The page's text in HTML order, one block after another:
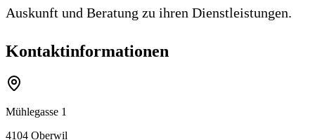
Auskunft und Beratung zu ihren Dienstleistungen.
Kontaktinformationen
Mühlegasse 1
4104 Oberwil